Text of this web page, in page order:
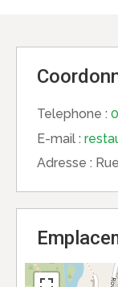
Telephone :
E-mail :
Adresse :